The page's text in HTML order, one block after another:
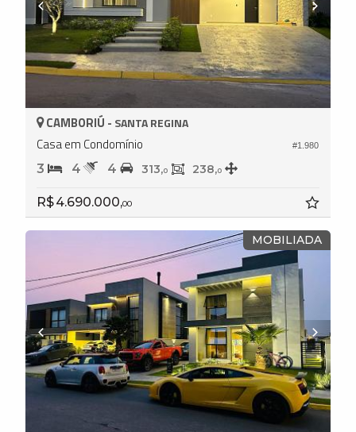
#1.980
CAMBORIÚ - SANTA REGINA
Casa em Condomínio
3 4 4 313,0 238,0
R$ 4.690.000,00
MOBILIADA